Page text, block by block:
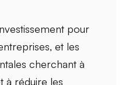
pour
et les
cherchant à
à réduire les